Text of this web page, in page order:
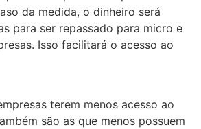
da medida, o dinheiro será
para ser repassado para micro e
Isso facilitará o acesso ao
terem menos acesso ao
são as que menos possuem